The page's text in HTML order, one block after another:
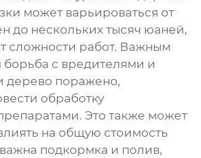
может варьироваться от
до нескольких тысяч юаней,
сложности работ. Важным
борьба с вредителями и
дерево поражено,
обработку
Это также может
на общую стоимость
подкормка и полив,